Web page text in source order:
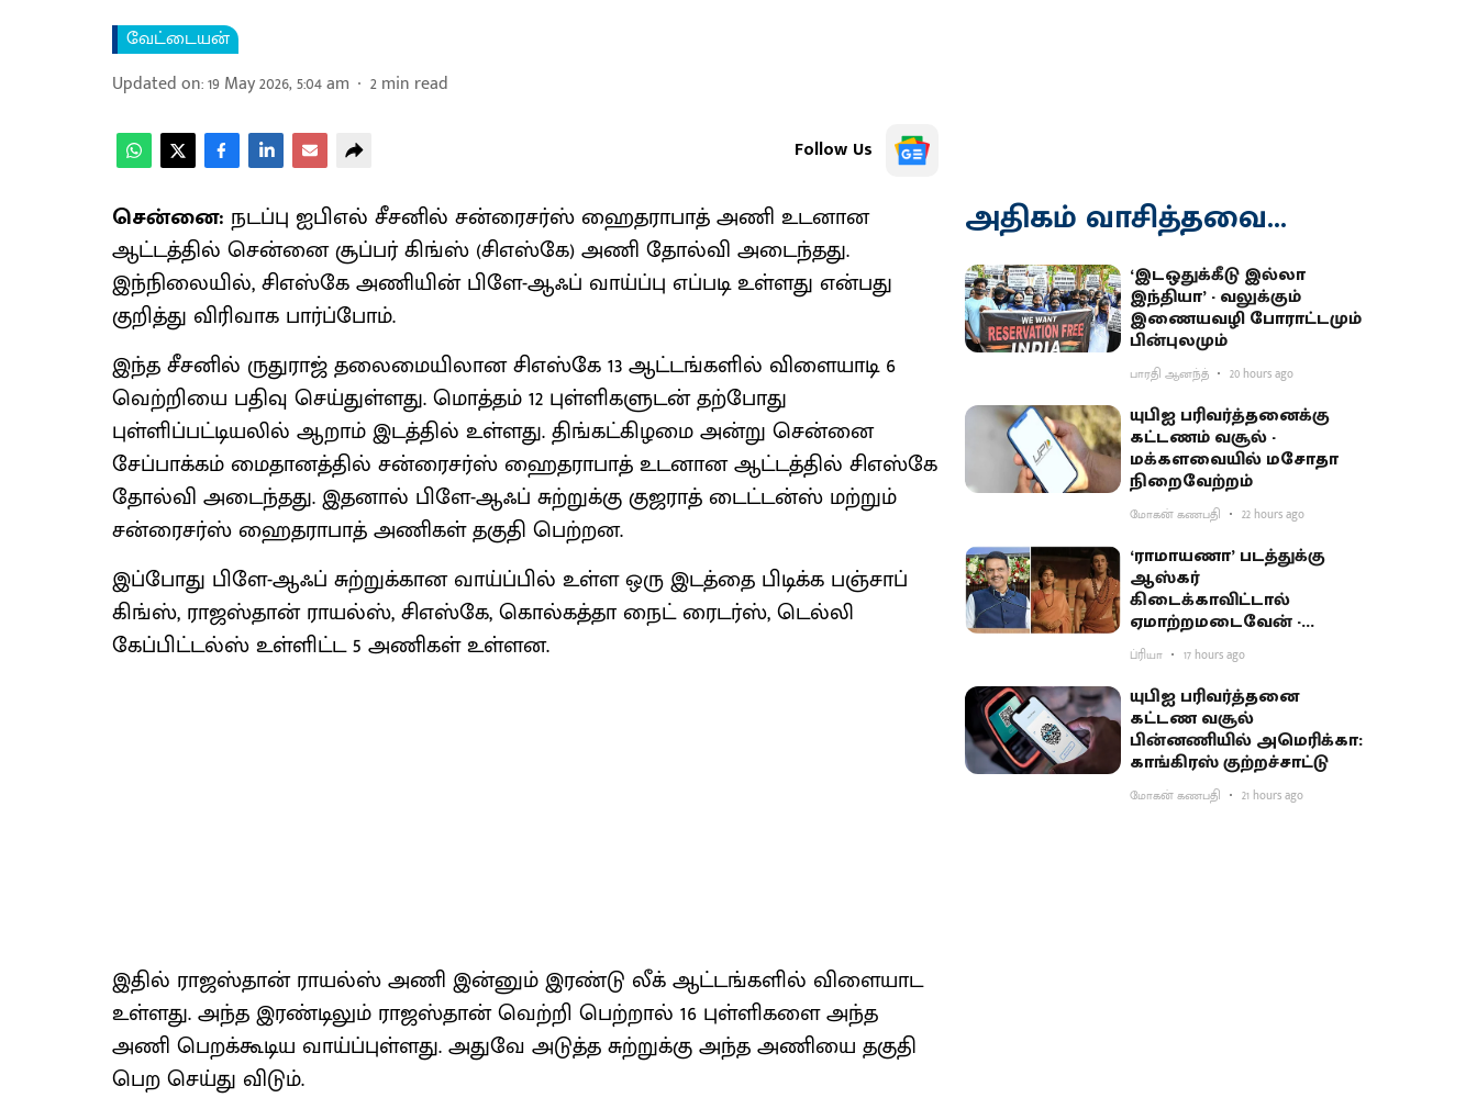
வேட்டையன்
Updated on:19 May 2026, 5:04 am 2min read
Follow Us
சென்னை: நடப்பு ஐபிஎல் சீசனில் சன்ரைசர்ஸ் ஹைதராபாத் அணி உடனான
ஆட்டத்தில் சென்னை சூப்பர் கிங்ஸ் (சிஎஸ்கே) அணி தோல்வி அடைந்தது.
இந்நிலையில், சிஎஸ்கே அணியின் பிளே-ஆஃப் வாய்ப்பு எப்படி உள்ளது என்பது
குறித்து விரிவாக பார்ப்போம்.
இந்த சீசனில் ருதுராஜ் தலைமையிலான சிஎஸ்கே 13 ஆட்டங்களில் விளையாடி 6
வெற்றியை பதிவு செய்துள்ளது. மொத்தம் 12 புள்ளிகளுடன் தற்போது
புள்ளிப்பட்டியலில் ஆறாம் இடத்தில் உள்ளது. திங்கட்கிழமை அன்று சென்னை
சேப்பாக்கம் மைதானத்தில் சன்ரைசர்ஸ் ஹைதராபாத் உடனான ஆட்டத்தில் சிஎஸ்கே
தோல்வி அடைந்தது. இதனால் பிளே-ஆஃப் சுற்றுக்கு குஜராத் டைட்டன்ஸ் மற்றும்
சன்ரைசர்ஸ் ஹைதராபாத் அணிகள் தகுதி பெற்றன.
இப்போது பிளே-ஆஃப் சுற்றுக்கான வாய்ப்பில் உள்ள ஒரு இடத்தை பிடிக்க பஞ்சாப்
கிங்ஸ், ராஜஸ்தான் ராயல்ஸ், சிஎஸ்கே, கொல்கத்தா நைட் ரைடர்ஸ், டெல்லி
கேப்பிட்டல்ஸ் உள்ளிட்ட 5 அணிகள் உள்ளன.
இதில் ராஜஸ்தான் ராயல்ஸ் அணி இன்னும் இரண்டு லீக் ஆட்டங்களில் விளையாட
உள்ளது. அந்த இரண்டிலும் ராஜஸ்தான் வெற்றி பெற்றால் 16 புள்ளிகளை அந்த
அணி பெறக்கூடிய வாய்ப்புள்ளது. அதுவே அடுத்த சுற்றுக்கு அந்த அணியை தகுதி
பெற செய்து விடும்.
அதிகம் வாசித்தவை...
‘இடஒதுக்கீடு இல்லா
இந்தியா’ - வலுக்கும்
இணையவழி போராட்டமும்
பின்புலமும்
பாரதி ஆனந்த் 20 hours ago
யுபிஐ பரிவர்த்தனைக்கு
கட்டணம் வசூல் -
மக்களவையில் மசோதா
நிறைவேற்றம்
மோகன் கணபதி 22 hours ago
‘ராமாயணா’ படத்துக்கு
ஆஸ்கர்
கிடைக்காவிட்டால்
ஏமாற்றமடைவேன் -
மகாராஷ்டிர முதல்வர்
பகிர்வு
ப்ரியா 17 hours ago
யுபிஐ பரிவர்த்தனை
கட்டண வசூல்
பின்னணியில் அமெரிக்கா:
காங்கிரஸ் குற்றச்சாட்டு
மோகன் கணபதி 21 hours ago